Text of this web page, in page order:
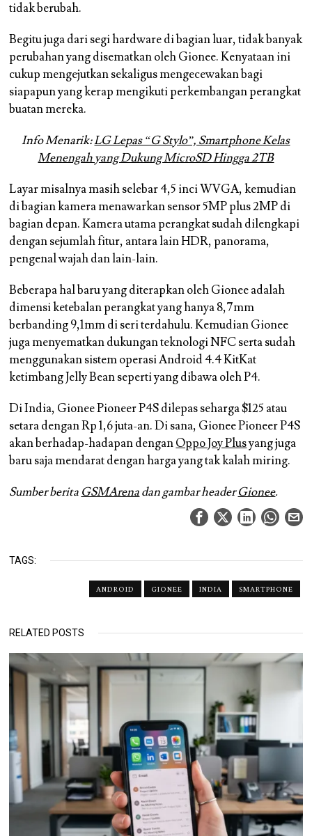
tidak berubah.
Begitu juga dari segi hardware di bagian luar, tidak banyak
perubahan yang disematkan oleh Gionee. Kenyataan ini
cukup mengejutkan sekaligus mengecewakan bagi
siapapun yang kerap mengikuti perkembangan perangkat
buatan mereka.
Info Menarik:LG Lepas “G Stylo”, Smartphone Kelas
Menengah yang Dukung MicroSD Hingga 2TB
Layar misalnya masih selebar 4,5 inci WVGA, kemudian
di bagian kamera menawarkan sensor 5MP plus 2MP di
bagian depan. Kamera utama perangkat sudah dilengkapi
dengan sejumlah fitur, antara lain HDR, panorama,
pengenal wajah dan lain-lain.
Beberapa hal baru yang diterapkan oleh Gionee adalah
dimensi ketebalan perangkat yang hanya 8,7mm
berbanding 9,1mm di seri terdahulu. Kemudian Gionee
juga menyematkan dukungan teknologi NFC serta sudah
menggunakan sistem operasi Android 4.4 KitKat
ketimbang Jelly Bean seperti yang dibawa oleh P4.
Di India, Gionee Pioneer P4S dilepas seharga $125 atau
setara dengan Rp 1,6 juta-an. Di sana, Gionee Pioneer P4S
akan berhadap-hadapan denganOppo Joy Plusyang juga
baru saja mendarat dengan harga yang tak kalah miring.
Sumber berita GSMArenadan gambar headerGionee.
TAGS:
ANDROID GIONEE INDIA SMARTPHONE
RELATED POSTS